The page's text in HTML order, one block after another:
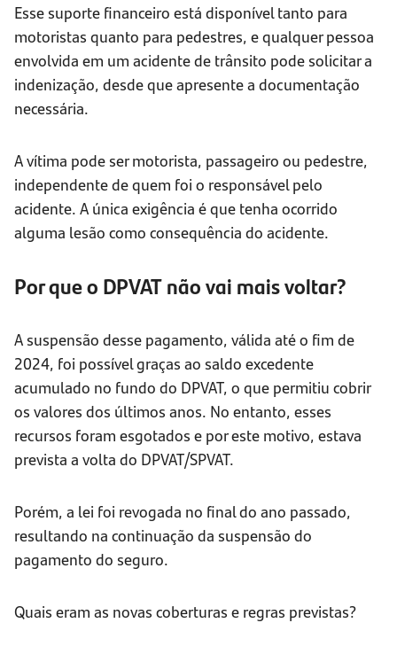
Esse suporte financeiro está disponível tanto para
motoristas quanto para pedestres, e qualquer pessoa
envolvida em um acidente de trânsito pode solicitar a
indenização, desde que apresente a documentação
necessária.
A vítima pode ser motorista, passageiro ou pedestre,
independente de quem foi o responsável pelo
acidente. A única exigência é que tenha ocorrido
alguma lesão como consequência do acidente.
Por que o DPVAT não vai mais voltar?
A suspensão desse pagamento, válida até o fim de
2024, foi possível graças ao saldo excedente
acumulado no fundo do DPVAT, o que permitiu cobrir
os valores dos últimos anos. No entanto, esses
recursos foram esgotados e por este motivo, estava
prevista a volta do DPVAT/SPVAT.
Porém, a lei foi revogada no final do ano passado,
resultando na continuação da suspensão do
pagamento do seguro.
Quais eram as novas coberturas e regras previstas?